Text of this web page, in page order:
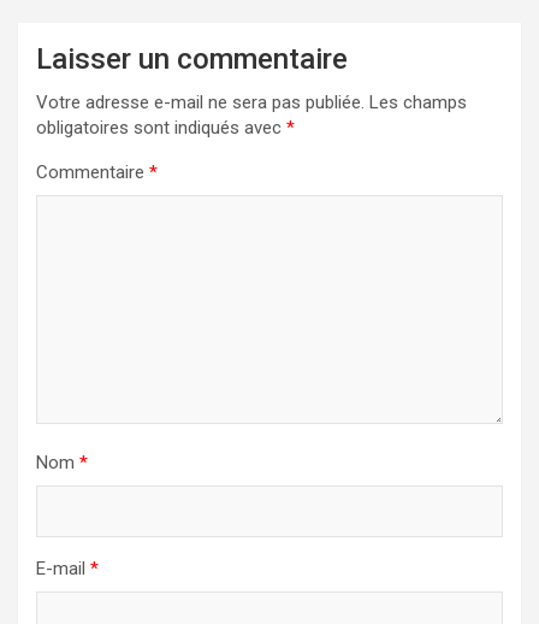
Laisser un commentaire
Votre adresse e-mail ne sera pas publiée. Les champs
obligatoires sont indiqués avec *
Commentaire *
Nom *
E-mail *